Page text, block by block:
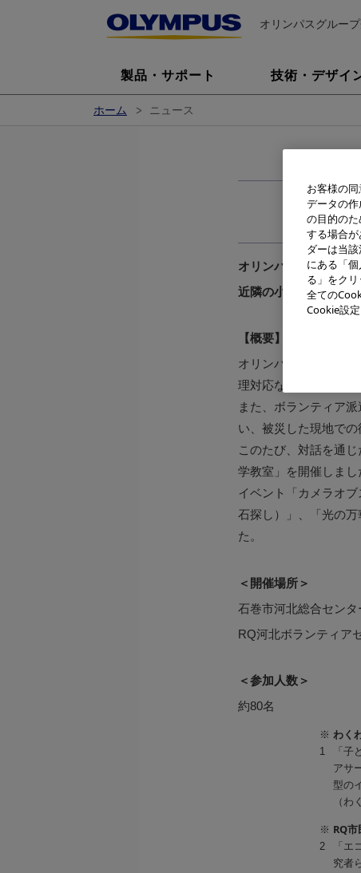
オリンパスグルー
製品・サポート 技術・デザイ
ホーム ニュース
オリンパスグループ
近隣の小中学生を対
【概要】
オリンパスグループ
理対応などを行ってま
また、ボランティア
い、被災した現地での
このたび、対話を通
学教室」を開催しま
イベント「カメラオ
石探し）」、「光の
た。
＜開催場所＞
石巻市河北総合センタ
RQ河北ボランティア
＜参加人数＞
約80名
※
1
わく
「
アサ
型の
（
※
2
RQ
「
究者
お客様の
データの
の目的の
する場合
ダーは当
にある「
る」をク
全ての
Cookie設